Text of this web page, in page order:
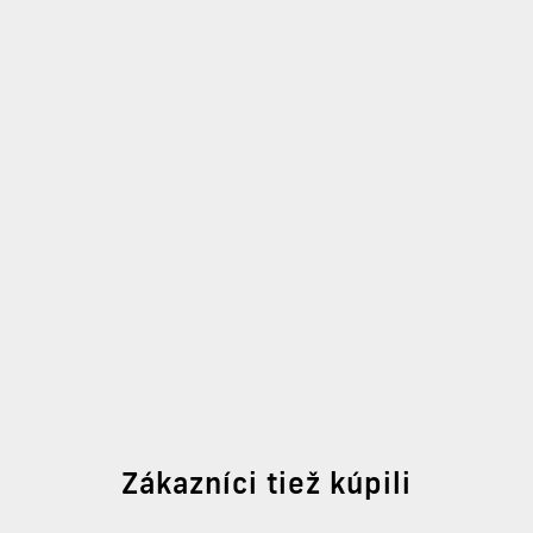
Zákazníci tiež kúpili